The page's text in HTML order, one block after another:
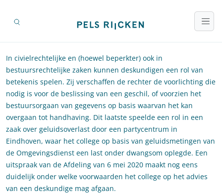
In civielrechtelijke en (hoewel beperkter) ook in
bestuursrechtelijke zaken kunnen deskundigen een rol van
betekenis spelen. Zij verschaffen de rechter de voorlichting die
nodig is voor de beslissing van een geschil, of voorzien het
bestuursorgaan van gegevens op basis waarvan het kan
overgaan tot handhaving. Dit laatste speelde een rol in een
zaak over geluidsoverlast door een partycentrum in
Eindhoven, waar het college op basis van geluidsmetingen van
de Omgevingsdienst een last onder dwangsom oplegde. Een
uitspraak van de Afdeling van 6 mei 2020 maakt nog eens
duidelijk onder welke voorwaarden het college op het advies
van een deskundige mag afgaan.